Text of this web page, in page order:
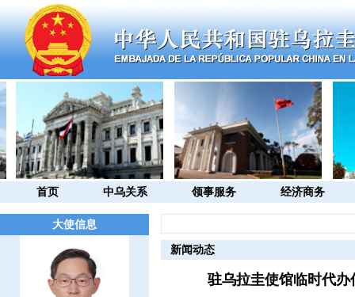
首页 中乌关系 领事服务 经济商务
大使信息
新闻动态
驻乌拉圭使馆临时代